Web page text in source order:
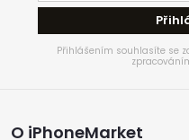
Přihlášením souhlasíte se
O iPhoneMarket